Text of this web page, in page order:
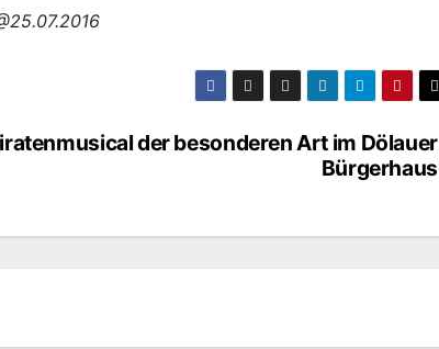
der besonderen Art im Dölauer
Bürgerhaus